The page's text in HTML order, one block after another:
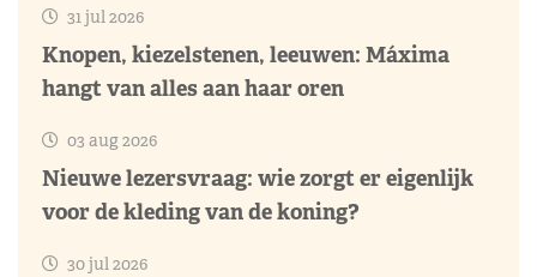
31 jul 2026
Knopen, kiezelstenen, leeuwen: Máxima
hangt van alles aan haar oren
03 aug 2026
Nieuwe lezersvraag: wie zorgt er eigenlijk
voor de kleding van de koning?
30 jul 2026